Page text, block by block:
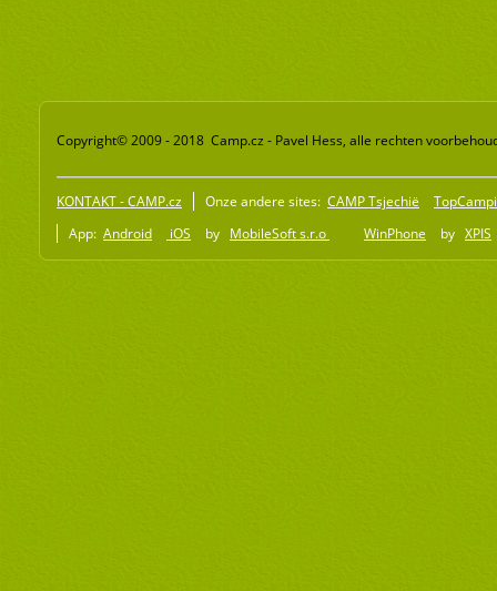
Copyright© 2009 - 2018 Camp.cz - Pavel Hess, alle rechten
KONTAKT - CAMP.cz Onze andere sites: CAMP Tsjechië
App: Android iOS by MobileSoft s.r.o WinPhone by XPIS